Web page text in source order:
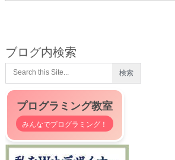
ブログ内検索
プログラミング教室
みんなでプログラミング！